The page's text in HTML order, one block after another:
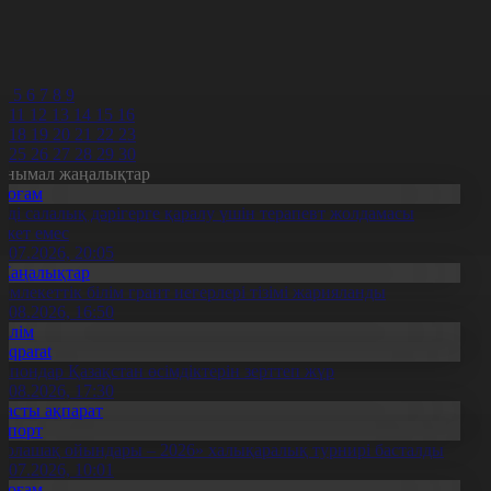
5 6 7 8 9
11 12 13 14 15 16
18 19 20 21 22 23
25 26 27 28 29 30
жаңалықтар
салалық дәрігерге қаралу үшін терапевт жолдамасы
емес
20:05
білім грант иегерлері тізімі жарияланды
16:50
Қазақстан өсімдіктерін зерттеп жүр
17:30
ақпарат
ойындары – 2026» халықаралық турнирі басталды
10:01